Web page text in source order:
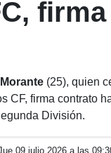
(25), quien
CF, firma contrato
División.
09 julio 2026 a las